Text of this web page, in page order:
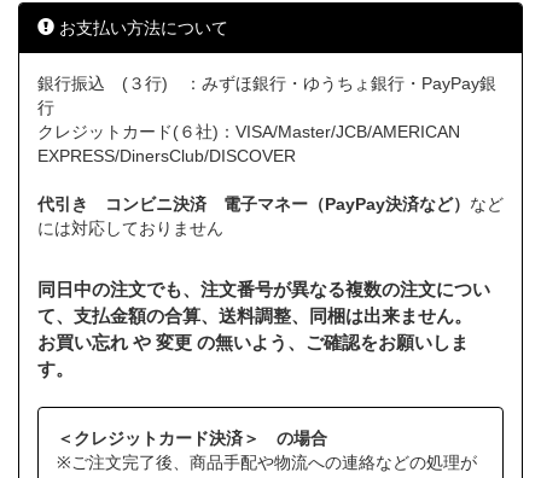
お支払い方法について
銀行振込 (３行) ：みずほ銀行・ゆうちょ銀行・PayPay銀
行
クレジットカード(６社)：VISA/Master/JCB/AMERICAN
EXPRESS/DinersClub/DISCOVER
代引き コンビニ決済 電子マネー（PayPay決済など） など
には対応しておりません
同日中の注文でも、注文番号が異なる複数の注文につい
て、支払金額の合算、送料調整、同梱は出来ません。
お買い忘れ や 変更 の無いよう、ご確認をお願いしま
す。
＜クレジットカード決済＞ の場合
※ご注文完了後、商品手配や物流への連絡などの処理が